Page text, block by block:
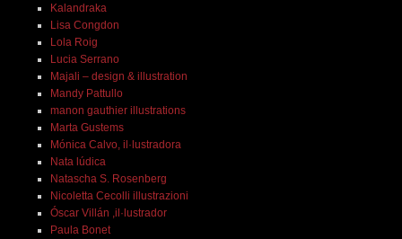
Kalandraka
Lisa Congdon
Lola Roig
Lucia Serrano
Majali – design & illustration
Mandy Pattullo
manon gauthier illustrations
Marta Gustems
Mónica Calvo, il·lustradora
Nata lúdica
Natascha S. Rosenberg
Nicoletta Cecolli illustrazioni
Óscar Villán ,il·lustrador
Paula Bonet